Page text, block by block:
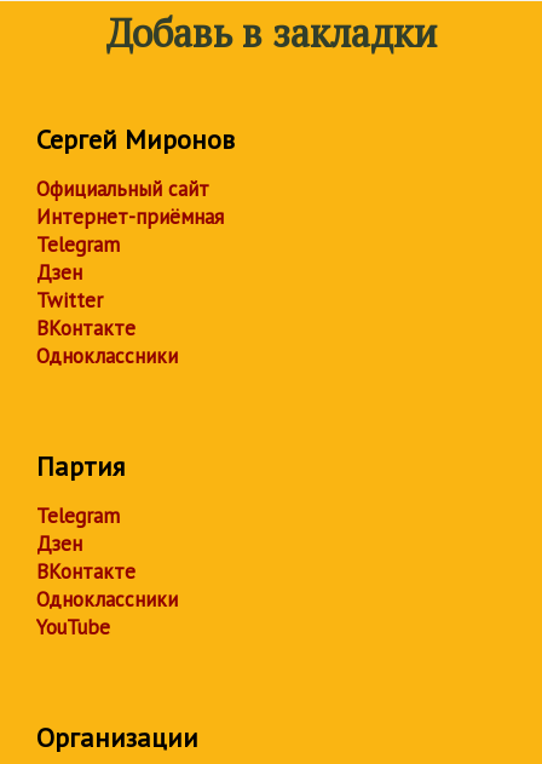
Добавь в закладки
Сергей Миронов
Официальный сайт
Интернет-приёмная
Telegram
Дзен
Twitter
ВКонтакте
Одноклассники
Партия
Telegram
Дзен
ВКонтакте
Одноклассники
YouTube
Организации